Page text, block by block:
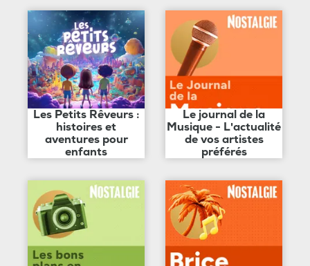
Les Petits Rêveurs :
histoires et
aventures pour
enfants
Le journal de la
Musique - L'actualité
de vos artistes
préférés